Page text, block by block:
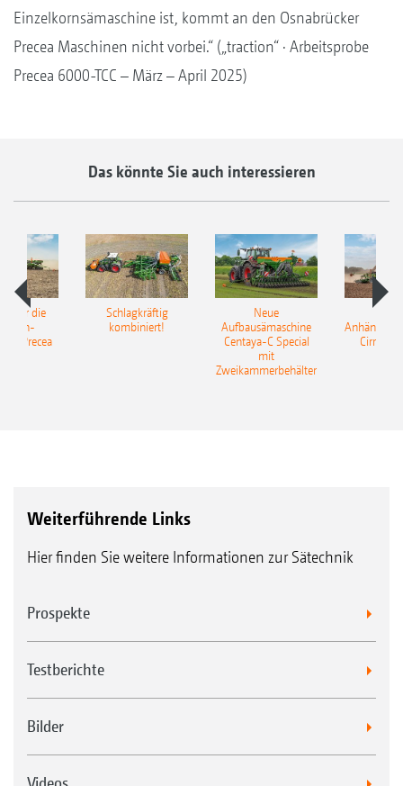
Einzelkornsämaschine ist, kommt an den Osnabrücker
Precea Maschinen nicht vorbei.“ („traction“ · Arbeitsprobe
Precea 6000-TCC – März – April 2025)
Das könnte Sie auch interessieren
für die
Precea
Schlagkräftig
kombiniert!
Neue
Aufbausämaschine
Centaya-C Special
mit
Zweikammerbehälter
Cirrus
Weiterführende Links
Hier finden Sie weitere Informationen zur Sätechnik
Prospekte
Testberichte
Bilder